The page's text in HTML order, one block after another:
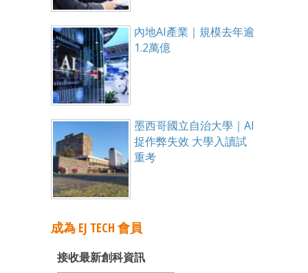
內地AI產業｜規模去年逾
1.2萬億
墨西哥國立自治大學｜AI
捉作弊失效 大學入讀試
重考
成為 EJ TECH 會員
接收最新創科資訊